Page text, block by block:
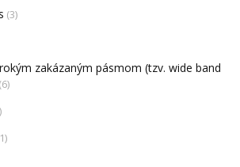
(3)
zakázaným pásmom (tzv. wide band
(6)